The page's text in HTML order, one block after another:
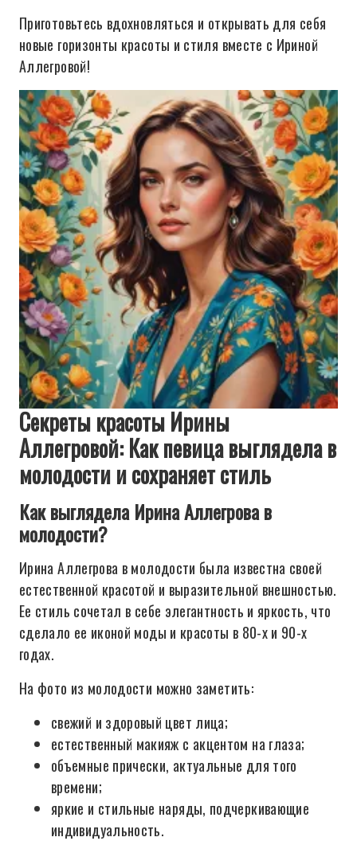
Приготовьтесь вдохновляться и открывать для себя
новые горизонты красоты и стиля вместе с Ириной
Аллегровой!
Секреты красоты Ирины
Аллегровой: Как певица выглядела в
молодости и сохраняет стиль
Как выглядела Ирина Аллегрова в
молодости?
Ирина Аллегрова в молодости была известна своей
естественной красотой и выразительной внешностью.
Ее стиль сочетал в себе элегантность и яркость, что
сделало ее иконой моды и красоты в 80-х и 90-х
годах.
На фото из молодости можно заметить:
свежий и здоровый цвет лица;
естественный макияж с акцентом на глаза;
объемные прически, актуальные для того
времени;
яркие и стильные наряды, подчеркивающие
индивидуальность.